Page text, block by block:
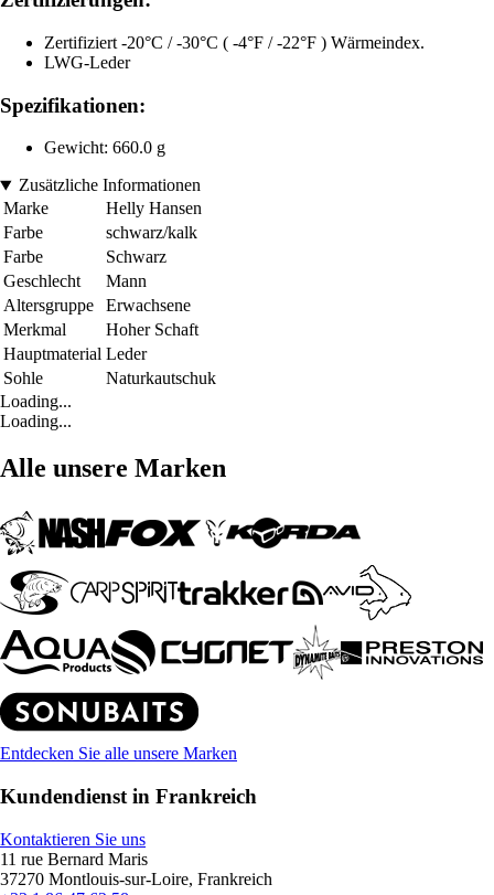
Zertifiziert -20°C / -30°C ( -4°F / -22°F ) Wärmeindex.
LWG-Leder
Spezifikationen:
Gewicht: 660.0 g
Zusätzliche Informationen
Marke
Helly Hansen
Farbe
schwarz/kalk
Farbe
Schwarz
Geschlecht
Mann
Altersgruppe
Erwachsene
Merkmal
Hoher Schaft
Hauptmaterial Leder
Sohle
Naturkautschuk
Loading...
Loading...
Alle unsere Marken
Entdecken Sie alle unsere Marken
Kundendienst in Frankreich
Kontaktieren Sie uns
11 rue Bernard Maris
37270 Montlouis-sur-Loire, Frankreich